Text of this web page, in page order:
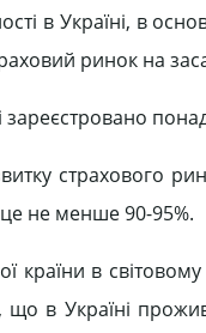
в Україні, в
ринок на
зареєстровано
страхового
не менше 90-95%.
країни в
що в Україні